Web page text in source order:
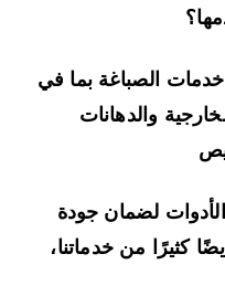
الصباغة بما في
والدهانات
لضمان جودة
كثيرًا من خدماتنا،